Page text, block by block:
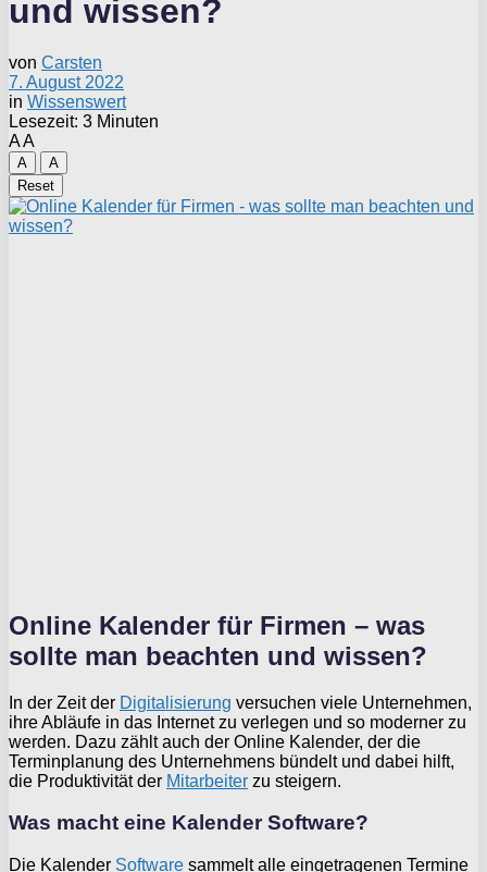
und wissen?
von Carsten
7. August 2022
in Wissenswert
Lesezeit: 3 Minuten
AA
A
A
Reset
Online Kalender für Firmen – was
sollte man beachten und wissen?
In der Zeit der Digitalisierung versuchen viele Unternehmen,
ihre Abläufe in das Internet zu verlegen und so moderner zu
werden. Dazu zählt auch der Online Kalender, der die
Terminplanung des Unternehmens bündelt und dabei hilft,
die Produktivität der Mitarbeiter zu steigern.
Was macht eine Kalender Software?
Die Kalender Software sammelt alle eingetragenen Termine